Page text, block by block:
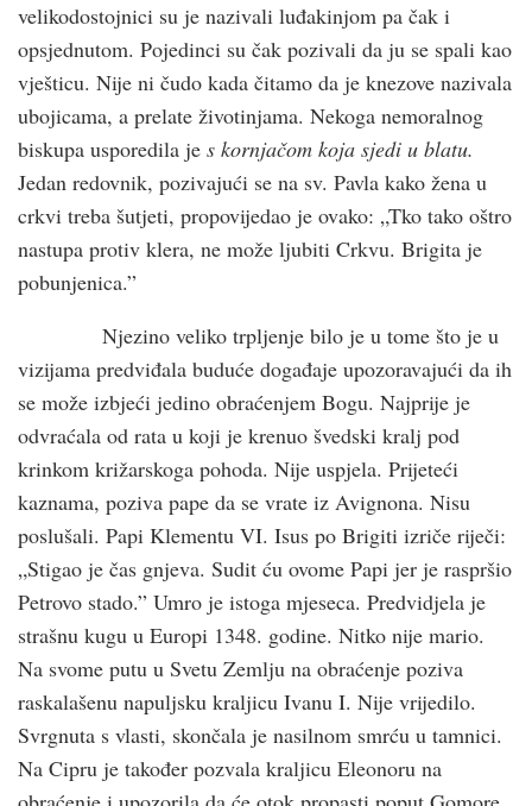
velikodostojnici su je nazivali luđakinjom pa čak i
opsjednutom. Pojedinci su čak pozivali da ju se spali kao
vješticu. Nije ni čudo kada čitamo da je knezove nazivala
ubojicama, a prelate životinjama. Nekoga nemoralnog
biskupa usporedila je s kornjačom koja sjedi u blatu.
Jedan redovnik, pozivajući se na sv. Pavla kako žena u
crkvi treba šutjeti, propovijedao je ovako: „Tko tako oštro
nastupa protiv klera, ne može ljubiti Crkvu. Brigita je
pobunjenica.”
Njezino veliko trpljenje bilo je u tome što je u
vizijama predviđala buduće događaje upozoravajući da ih
se može izbjeći jedino obraćenjem Bogu. Najprije je
odvraćala od rata u koji je krenuo švedski kralj pod
krinkom križarskoga pohoda. Nije uspjela. Prijeteći
kaznama, poziva pape da se vrate iz Avignona. Nisu
poslušali. Papi Klementu VI. Isus po Brigiti izriče riječi:
„Stigao je čas gnjeva. Sudit ću ovome Papi jer je raspršio
Petrovo stado.” Umro je istoga mjeseca. Predvidjela je
strašnu kugu u Europi 1348. godine. Nitko nije mario.
Na svome putu u Svetu Zemlju na obraćenje poziva
raskalašenu napuljsku kraljicu Ivanu I. Nije vrijedilo.
Svrgnuta s vlasti, skončala je nasilnom smrću u tamnici.
Na Cipru je također pozvala kraljicu Eleonoru na